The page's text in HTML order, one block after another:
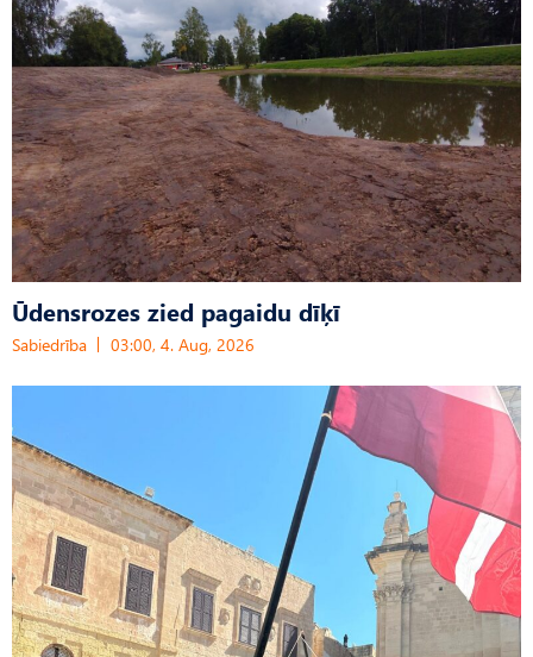
Ūdensrozes zied pagaidu dīķī
Sabiedrība 03:00, 4. Aug, 2026